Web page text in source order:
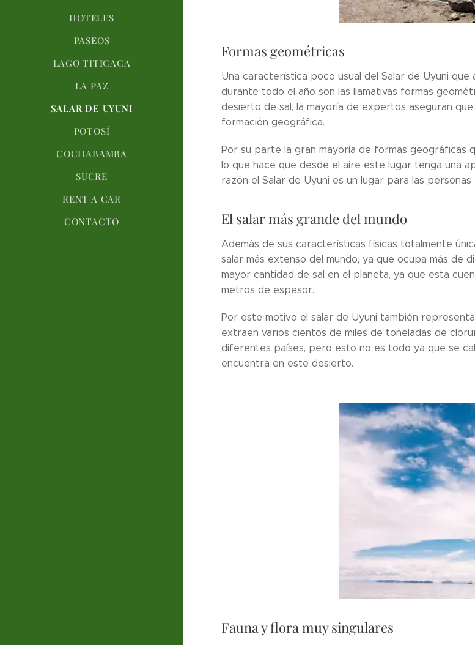
HOTELES
PASEOS
LAGO TITICACA
LA PAZ
SALAR DE UYUNI
POTOSÍ
COCHABAMBA
SUCRE
RENT A CAR
CONTACTO
Formas geométricas
Una característica poco usual del Salar de Uyuni
durante todo el año son las llamativas formas
desierto de sal, la mayoría de expertos aseguran
formación geográfica.
Por su parte la gran mayoría de formas geográficas
lo que hace que desde el aire este lugar tenga una
razón el Salar de Uyuni es un lugar para las
El salar más grande del mundo
Además de sus características físicas totalmente
salar más extenso del mundo, ya que ocupa más de
mayor cantidad de sal en el planeta, ya que esta
metros de espesor.
Por este motivo el salar de Uyuni también
extraen varios cientos de miles de toneladas de
diferentes países, pero esto no es todo ya que se
encuentra en este desierto.
Fauna y flora muy singulares